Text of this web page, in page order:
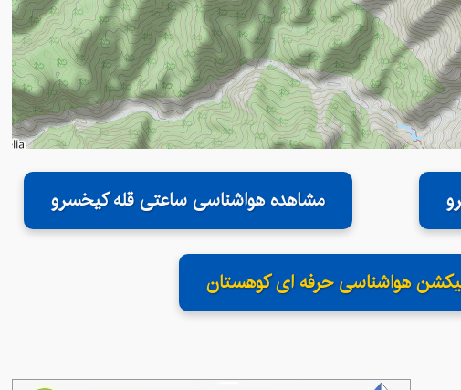
مشاهده هواشناسی ساعتی قله کیخسرو
هواشناسی حرفه ای کوهستان